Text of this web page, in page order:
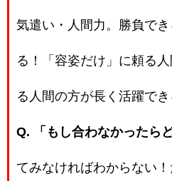
気遣い・人間力。勝負で
る！「容姿だけ」に頼る
る人間の方が長く活躍でき
Q. 「もし合わなかったら
てみなければわからない